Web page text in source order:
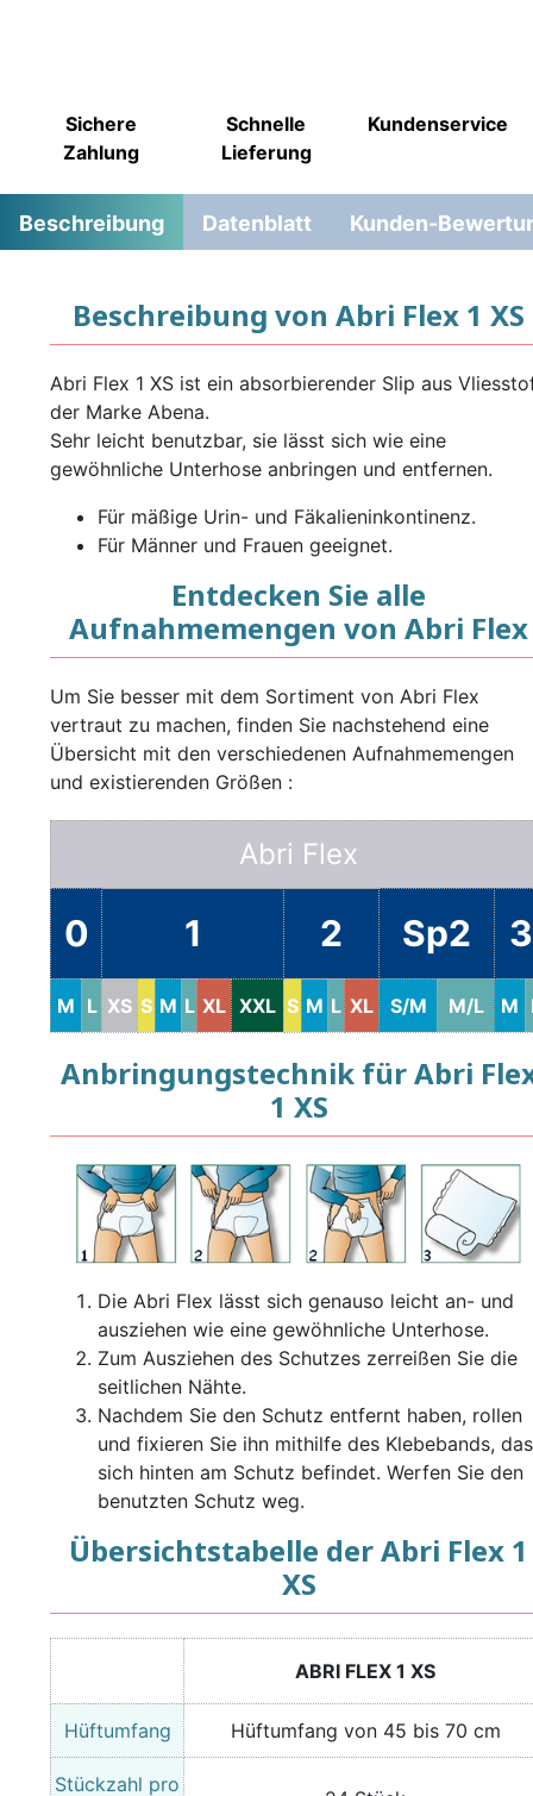
Sichere
Zahlung
Schnelle
Lieferung
Kundenservice
Beschreibung Datenblatt Kunden-
Beschreibung von Abri Flex 1 XS
Abri Flex 1 XS ist ein absorbierender Slip aus
der Marke Abena.
Sehr leicht benutzbar, sie lässt sich wie eine
gewöhnliche Unterhose anbringen und entfernen.
Für mäßige Urin- und Fäkalieninkontinenz.
Für Männer und Frauen geeignet.
Entdecken Sie alle
Aufnahmemengen von Abri Flex
Um Sie besser mit dem Sortiment von Abri Flex
vertraut zu machen, finden Sie nachstehend eine
Übersicht mit den verschiedenen Aufnahmemengen
und existierenden Größen :
Abri Flex
0 1 2 Sp2 3
M L XS S M L XL XXL S M L XL S/M M/L M
Anbringungstechnik für Abri
1 XS
Die Abri Flex lässt sich genauso leicht an- und
ausziehen wie eine gewöhnliche Unterhose.
Zum Ausziehen des Schutzes zerreißen Sie die
seitlichen Nähte.
Nachdem Sie den Schutz entfernt haben, rollen
und fixieren Sie ihn mithilfe des Klebebands, das
sich hinten am Schutz befindet. Werfen Sie den
benutzten Schutz weg.
Übersichtstabelle der Abri Flex 1
XS
ABRI FLEX 1 XS
Hüftumfang Hüftumfang von 45 bis 70 cm
Stückzahl pro